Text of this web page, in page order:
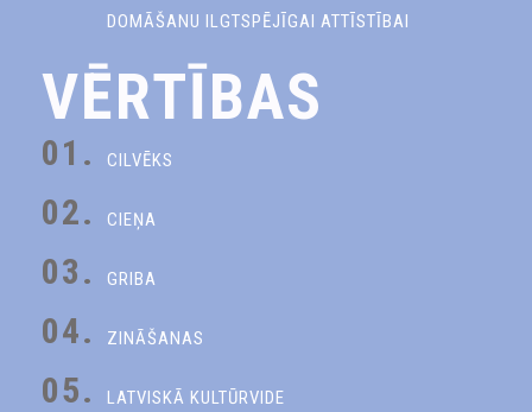
DOMĀŠANU ILGTSPĒJĪGAI ATTĪSTĪBAI
VĒRTĪBAS
01. CILVĒKS
02. CIEŅA
03. GRIBA
04. ZINĀŠANAS
05. LATVISKĀ KULTŪRVIDE